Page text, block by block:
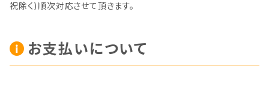
祝除く)順次対応させて頂きます。
お支払いについて